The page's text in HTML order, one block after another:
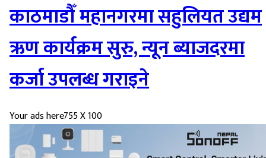
काठमाडौँ महानगरमा सहुलियत उद्यम
ऋण कार्यक्रम सुरु, न्यून ब्याजदरमा
कर्जा उपलब्ध गराइने
Your ads here755 X 100